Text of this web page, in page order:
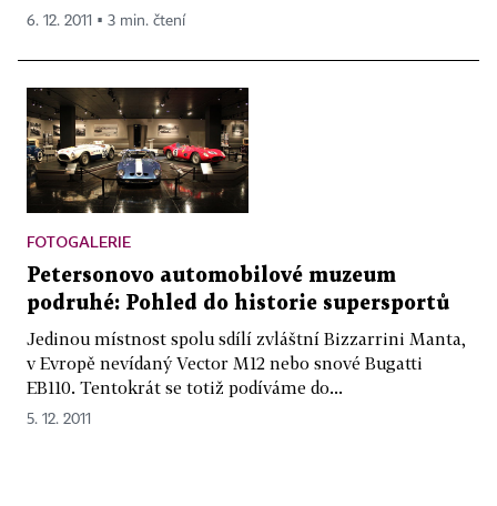
6. 12. 2011 ▪ 3 min. čtení
FOTOGALERIE
Petersonovo automobilové muzeum
podruhé: Pohled do historie supersportů
Jedinou místnost spolu sdílí zvláštní Bizzarrini Manta,
v Evropě nevídaný Vector M12 nebo snové Bugatti
EB110. Tentokrát se totiž podíváme do...
5. 12. 2011